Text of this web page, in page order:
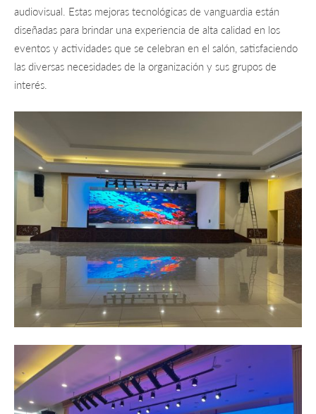
audiovisual. Estas mejoras tecnológicas de vanguardia están
diseñadas para brindar una experiencia de alta calidad en los
eventos y actividades que se celebran en el salón, satisfaciendo
las diversas necesidades de la organización y sus grupos de
interés.